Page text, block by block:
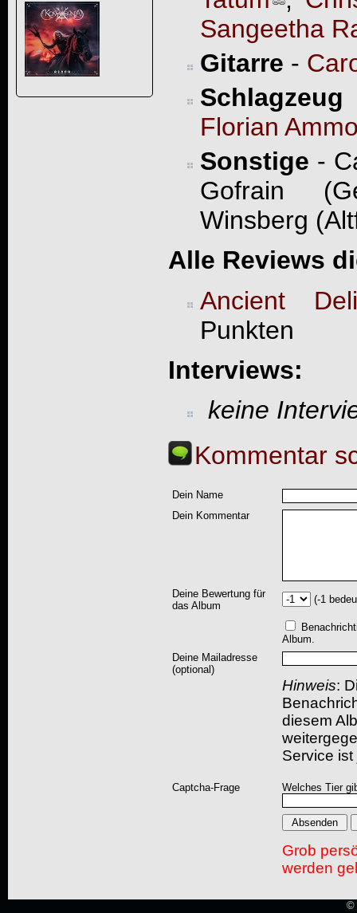
Sangeetha
Gitarre -
Schlagzeug
Florian
Sonstige -
Gofrain
Winsberg
Alle Reviews
Ancient
Punkten
Interviews:
keine
Kommentar
Dein Name
Dein Kommentar
Deine Bewertung für
das Album
(-1
Album.
Deine Mailadresse
(optional)
Hinweis:
diesem
Service
Captcha-Frage Welches Tier
Grob
werden
©